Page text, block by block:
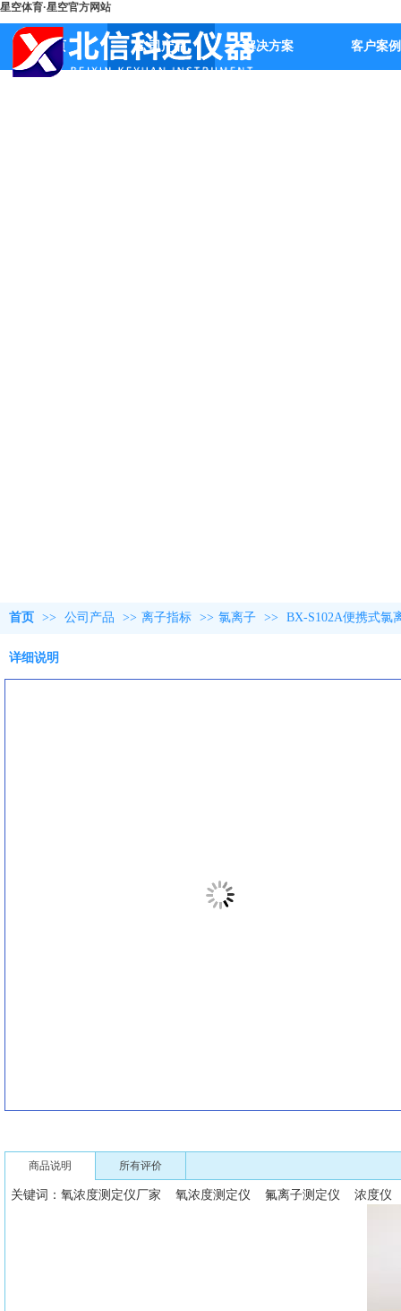
星空体育·星空官方网站
首页 公司产品 解决方案 客户案例
首页 >> 公司产品 >> 离子指标 >> 氯离子 >> BX-S102A便携式氯
详细说明
商品说明 所有评价
关键词：氧浓度测定仪厂家 氧浓度测定仪 氟离子测定仪 浓度仪